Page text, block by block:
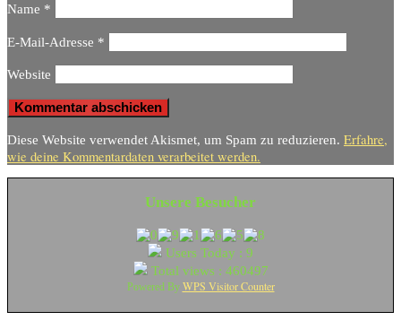
Name *
E-Mail-Adresse *
Website
Diese Website verwendet Akismet, um Spam zu reduzieren. Erfahre,
wie deine Kommentardaten verarbeitet werden.
Unsere Besucher
Users Today : 9
Total views : 460497
Powered By WPS Visitor Counter